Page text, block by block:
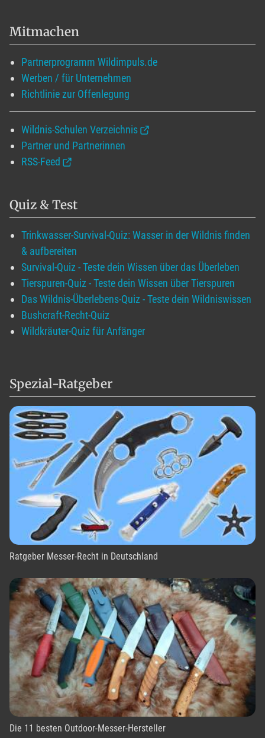
Mitmachen
Partnerprogramm Wildimpuls.de
Werben / für Unternehmen
Richtlinie zur Offenlegung
Wildnis-Schulen Verzeichnis
Partner und Partnerinnen
RSS-Feed
Quiz & Test
Trinkwasser-Survival-Quiz: Wasser in der Wildnis finden
& aufbereiten
Survival-Quiz - Teste dein Wissen über das Überleben
Tierspuren-Quiz - Teste dein Wissen über Tierspuren
Das Wildnis-Überlebens-Quiz - Teste dein Wildniswissen
Bushcraft-Recht-Quiz
Wildkräuter-Quiz für Anfänger
Spezial-Ratgeber
Ratgeber Messer-Recht in Deutschland
Die 11 besten Outdoor-Messer-Hersteller